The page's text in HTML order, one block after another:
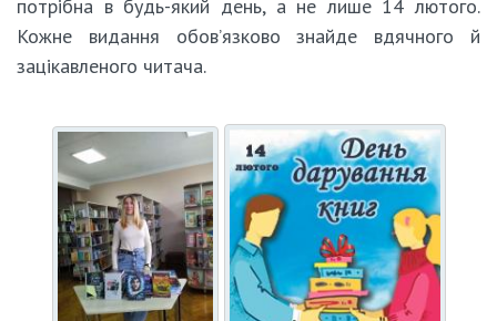
потрібна в будь-який день, а не лише 14 лютого.
Кожне видання обов’язково знайде вдячного й
зацікавленого читача.